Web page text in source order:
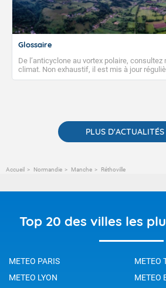
Glossaire
De l’anticyclone au vortex polaire,
climat. Non exhaustif, il est mis à jour
publications. Vous y trouverez également
PLUS D'ACTUALITÉS
Accueil Normandie Manche Réthoville
Top 20 des villes les
METEO PARIS
METEO
METEO LYON
METEO